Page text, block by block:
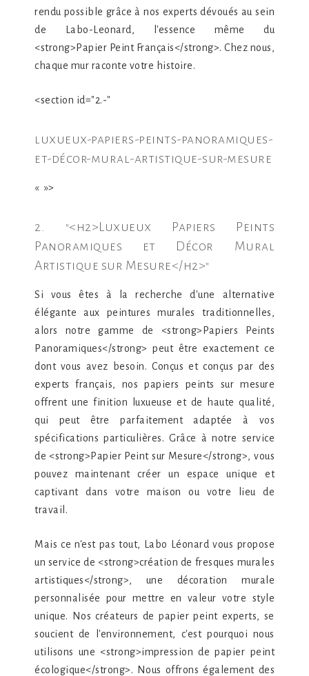
rendu possible grâce à nos experts dévoués au sein
de Labo-Leonard, l'essence même du
<strong>Papier Peint Français</strong>. Chez nous,
chaque mur raconte votre histoire.
<section id="2.-"
luxueux-papiers-peints-panoramiques-
et-décor-mural-artistique-sur-mesure
« »>
2. "<h2>Luxueux Papiers Peints
Panoramiques et Décor Mural
Artistique sur Mesure</h2>"
Si vous êtes à la recherche d'une alternative
élégante aux peintures murales traditionnelles,
alors notre gamme de <strong>Papiers Peints
Panoramiques</strong> peut être exactement ce
dont vous avez besoin. Conçus et conçus par des
experts français, nos papiers peints sur mesure
offrent une finition luxueuse et de haute qualité,
qui peut être parfaitement adaptée à vos
spécifications particulières. Grâce à notre service
de <strong>Papier Peint sur Mesure</strong>, vous
pouvez maintenant créer un espace unique et
captivant dans votre maison ou votre lieu de
travail.
Mais ce n'est pas tout, Labo Léonard vous propose
un service de <strong>création de fresques murales
artistiques</strong>, une décoration murale
personnalisée pour mettre en valeur votre style
unique. Nos créateurs de papier peint experts, se
soucient de l'environnement, c'est pourquoi nous
utilisons une <strong>impression de papier peint
écologique</strong>. Nous offrons également des